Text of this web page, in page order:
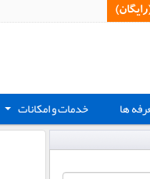
ها + خدمات و امکانات